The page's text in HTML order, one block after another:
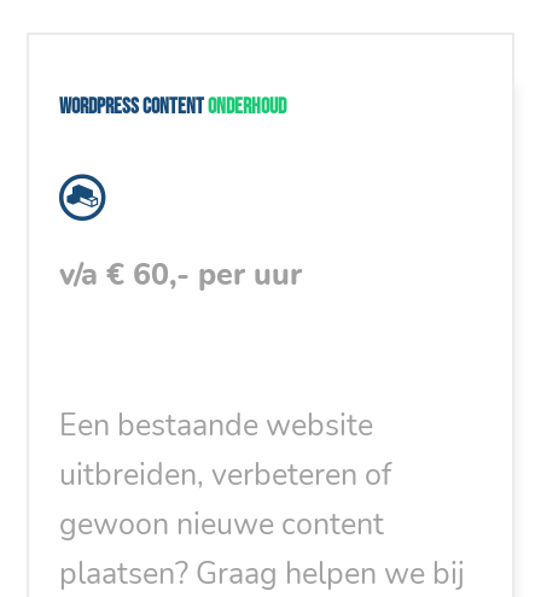
WordPress contentonderhoud
v/a € 60,- per uur
Een bestaande website
uitbreiden, verbeteren of
gewoon nieuwe content
plaatsen? Graag helpen we bij